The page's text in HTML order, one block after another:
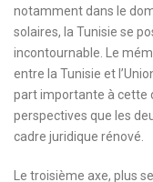
notamment dans le
solaires, la Tunisie se
incontournable. Le
entre la Tunisie et
part importante à cette
perspectives que les
cadre juridique rénové.
Le troisième axe, plus